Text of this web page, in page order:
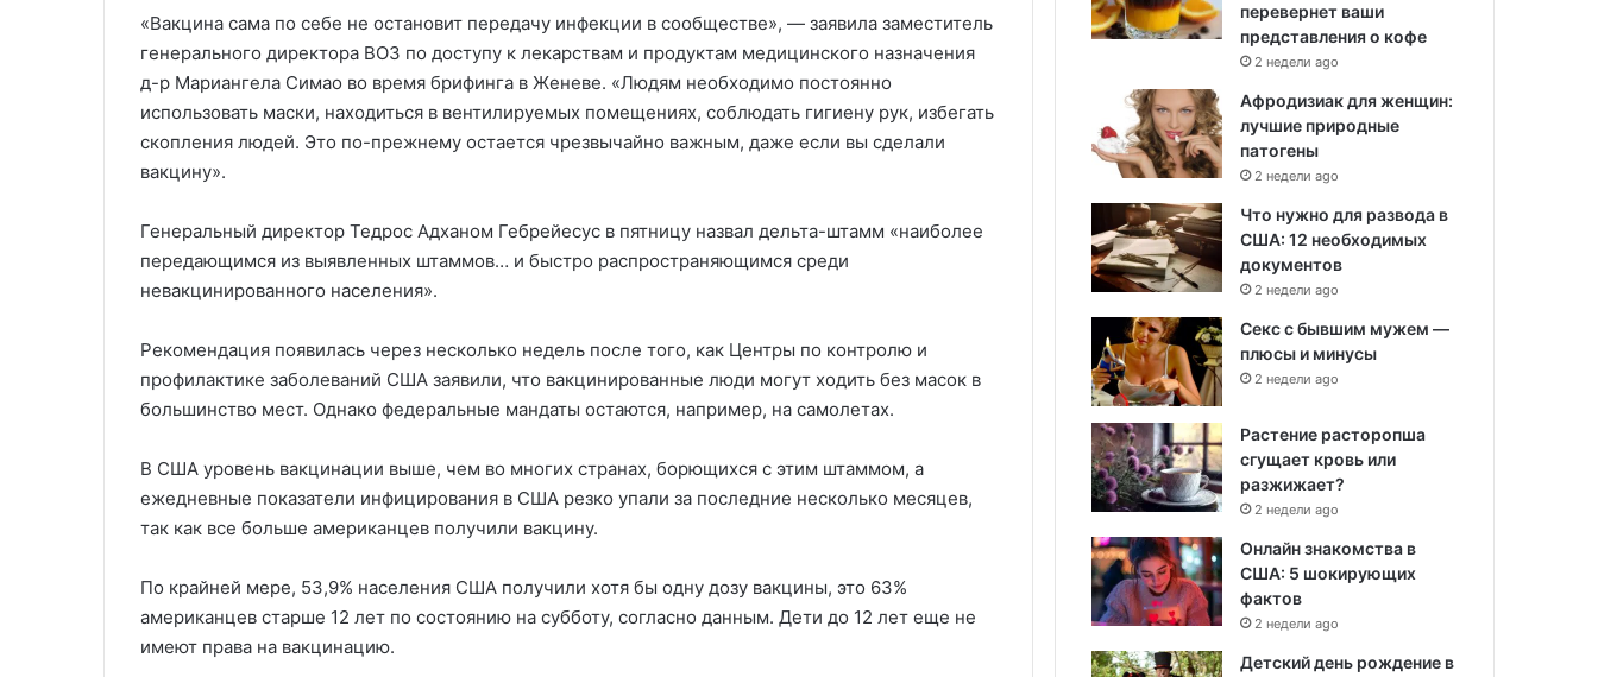
«Вакцина сама по себе не остановит передачу инфекции в сообществе», — заявила заместитель
генерального директора ВОЗ по доступу к лекарствам и продуктам медицинского назначения
д-р Мариангела Симао во время брифинга в Женеве. «Людям необходимо постоянно
использовать маски, находиться в вентилируемых помещениях, соблюдать гигиену рук, избегать
скопления людей. Это по-прежнему остается чрезвычайно важным, даже если вы сделали
вакцину».
Генеральный директор Тедрос Адханом Гебрейесус в пятницу назвал дельта-штамм «наиболее
передающимся из выявленных штаммов… и быстро распространяющимся среди
невакцинированного населения».
Рекомендация появилась через несколько недель после того, как Центры по контролю и
профилактике заболеваний США заявили, что вакцинированные люди могут ходить без масок в
большинство мест. Однако федеральные мандаты остаются, например, на самолетах.
В США уровень вакцинации выше, чем во многих странах, борющихся с этим штаммом, а
ежедневные показатели инфицирования в США резко упали за последние несколько месяцев,
так как все больше американцев получили вакцину.
По крайней мере, 53,9% населения США получили хотя бы одну дозу вакцины, это 63%
американцев старше 12 лет по состоянию на субботу, согласно данным. Дети до 12 лет еще не
имеют права на вакцинацию.
перевернет ваши
представления о кофе
2 недели ago
Афродизиак для женщин:
лучшие природные
патогены
2 недели ago
Что нужно для развода в
США: 12 необходимых
документов
2 недели ago
Секс с бывшим мужем —
плюсы и минусы
2 недели ago
Растение расторопша
сгущает кровь или
разжижает?
2 недели ago
Онлайн знакомства в
США: 5 шокирующих
фактов
2 недели ago
Детский день рождение в